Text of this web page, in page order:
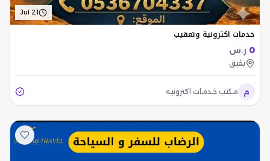
Jul 21
خدمات اكترونية وتعقيب
0 ر.س
بقيق
م مكتب خدمات اكترونيه